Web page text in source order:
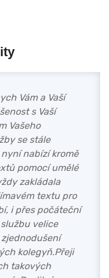
Vám a Vaší
s Vaší
Vašeho
se stále
nabízí kromě
pomocí umělé
zakládala
textu pro
i přes počáteční
velice
kolegyň.Přeji
takových